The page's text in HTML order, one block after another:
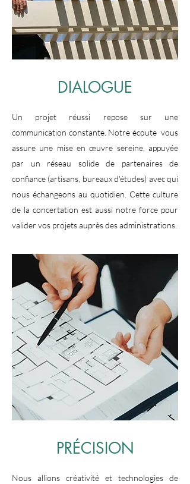
DIALOGUE
Un projet réussi repose sur une
communication constante. Notre écoute vous
assure une mise en œuvre sereine, appuyée
par un réseau solide de partenaires de
confiance (artisans, bureaux d'études) avec qui
nous échangeons au quotidien. Cette culture
de la concertation est aussi notre force pour
valider vos projets auprès des administrations.
PRÉCISION
Nous allions créativité et technologies de